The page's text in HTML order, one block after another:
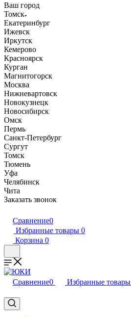
Ваш город
Томск
Екатеринбург
Ижевск
Иркутск
Кемерово
Красноярск
Курган
Магнитогорск
Москва
Нижневартовск
Новокузнецк
Новосибирск
Омск
Пермь
Санкт-Петербург
Сургут
Томск
Тюмень
Уфа
Челябинск
Чита
Заказать звонок
Сравнение0
Избранные товары 0
Корзина 0
Сравнение0 Избранные товары